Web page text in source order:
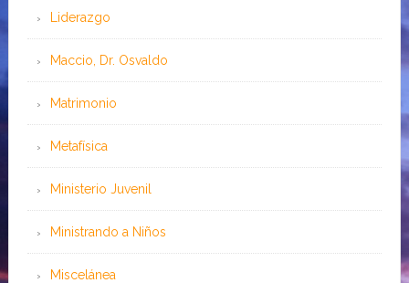
Liderazgo
Maccio, Dr. Osvaldo
Matrimonio
Metafísica
Ministerio Juvenil
Ministrando a Niños
Miscelánea